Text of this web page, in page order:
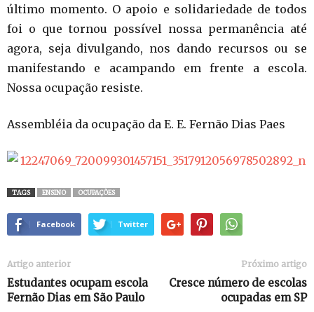
último momento. O apoio e solidariedade de todos
foi o que tornou possível nossa permanência até
agora, seja divulgando, nos dando recursos ou se
manifestando e acampando em frente a escola.
Nossa ocupação resiste.
Assembléia da ocupação da E. E. Fernão Dias Paes
TAGS ENSINO OCUPAÇÕES
Facebook Twitter
Artigo anterior
Estudantes ocupam escola
Fernão Dias em São Paulo
Próximo artigo
Cresce número de escolas
ocupadas em SP